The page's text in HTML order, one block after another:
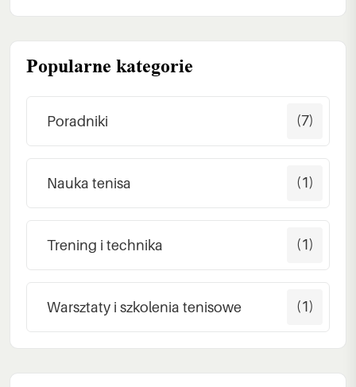
Popularne kategorie
Poradniki (7)
Nauka tenisa (1)
Trening i technika (1)
Warsztaty i szkolenia tenisowe (1)